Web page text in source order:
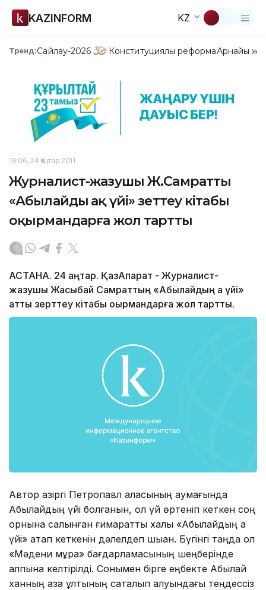
KAZINFORM KZ
Тренд:Сайлау-2026 Конституциялық реформаАрнайы
16:06, 24 Қаңтар 2011
Журналист-жазушы Ж.Самраттың
«Абылайдың ақ үйі» зеттеу кітабы
оқырмандарға жол тартты
АСТАНА. 24 қаңтар. ҚазАқпарат - Журналист-
жазушы Жақсыбай Самраттың «Абылайдың ақ үйі»
атты зерттеу кітабы оқырмандарға жол тартты.
Автор қазіргі Петропавл қаласының аумағында
Абылайдың үйі болғанын, ол үй өртеніп кеткен соң
орнына салынған ғимаратты халық «Абылайдың ақ
үйі» атап кеткенін дәлелдеп шыққан. Бүгінгі таңда ол
«Мәдени мұра» бағдарламасының шеңберінде
қалпына келтірілді. Сонымен бірге еңбекте Абылай
ханның қазақ ұлтының сақталып қалуындағы теңдессіз